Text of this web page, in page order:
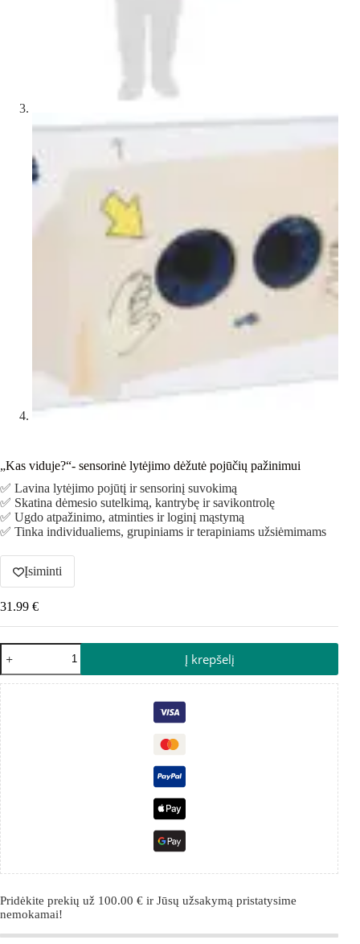
„Kas viduje?“- sensorinė lytėjimo dėžutė pojūčių pažinimui
✅ Lavina lytėjimo pojūtį ir sensorinį suvokimą
✅ Skatina dėmesio sutelkimą, kantrybę ir savikontrolę
✅ Ugdo atpažinimo, atminties ir loginį mąstymą
✅ Tinka individualiems, grupiniams ir terapiniams užsiėmimams
Įsiminti
31.99 €
Į krepšelį
Pridėkite prekių už 100.00 € ir Jūsų užsakymą pristatysime
nemokamai!